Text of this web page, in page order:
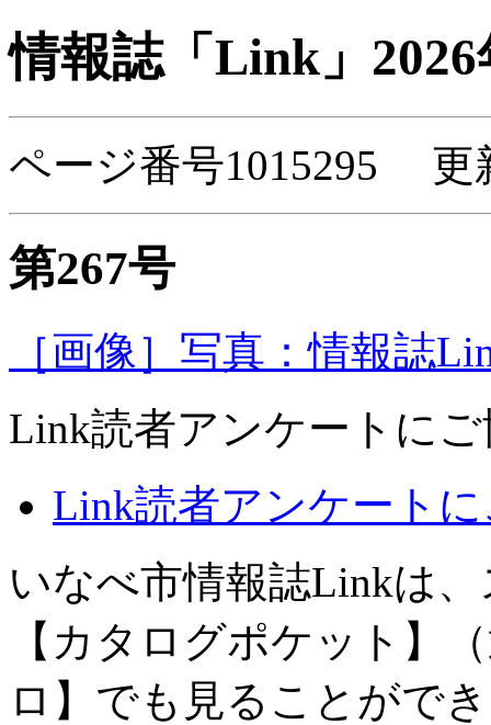
情報誌「Link」2026
ページ番号1015295 更
第267号
［画像］写真：情報誌
Link読者アンケートに
Link読者アンケート
いなべ市情報誌Linkは
【カタログポケット】
ロ】でも見ることがで